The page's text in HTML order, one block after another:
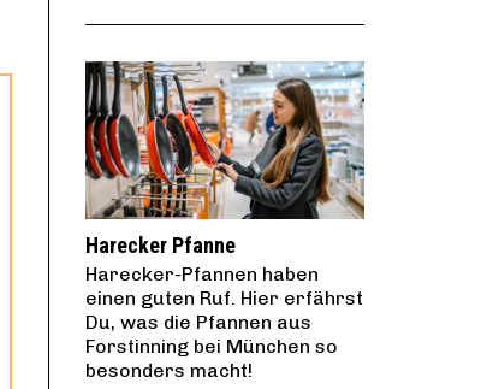
Harecker Pfanne
Harecker-Pfannen haben
einen guten Ruf. Hier erfährst
Du, was die Pfannen aus
Forstinning bei München so
besonders macht!